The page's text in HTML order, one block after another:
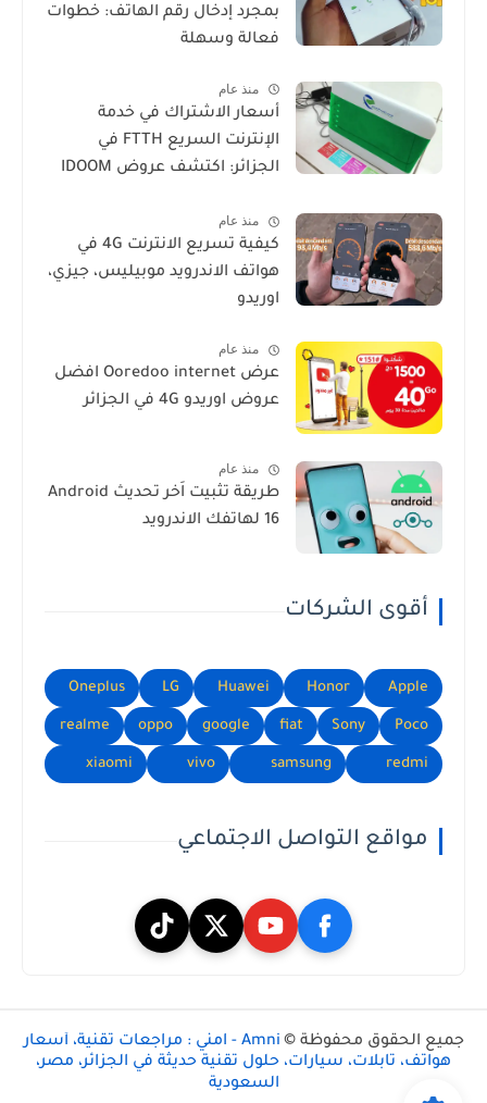
بمجرد إدخال رقم الهاتف: خطوات
فعالة وسهلة
منذ عام
أسعار الاشتراك في خدمة
الإنترنت السريع FTTH في
الجزائر: اكتشف عروض IDOOM
منذ عام
كيفية تسريع الانترنت 4G في
هواتف الاندرويد موبيليس، جيزي،
اوريدو
منذ عام
عرض Ooredoo internet افضل
عروض اوريدو 4G في الجزائر
منذ عام
طريقة تثبيت اَخر تحديث Android
16 لهاتفك الاندرويد
أقوى الشركات
Apple
Honor
Huawei
LG
Oneplus
Poco
Sony
fiat
google
oppo
realme
redmi
samsung
vivo
xiaomi
مواقع التواصل الاجتماعي
جميع الحقوق محفوظة ©
Amni - امني : مراجعات تقنية، أسعار
هواتف، تابلات، سيارات، حلول تقنية حديثة في الجزائر، مصر،
السعودية